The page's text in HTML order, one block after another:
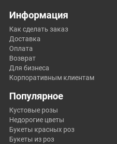
Информация
Как сделать заказ
Доставка
Оплата
Возврат
Для бизнеса
Корпоративным клиентам
Популярное
Кустовые розы
Недорогие цветы
Букеты красных роз
Букеты из роз